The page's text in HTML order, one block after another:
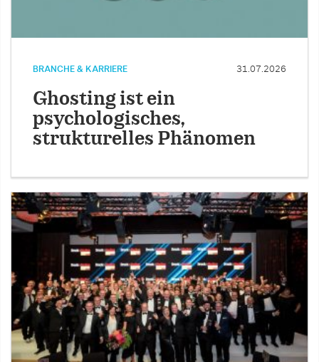
BRANCHE & KARRIERE 31.07.2026
Ghosting ist ein
psychologisches,
strukturelles Phänomen